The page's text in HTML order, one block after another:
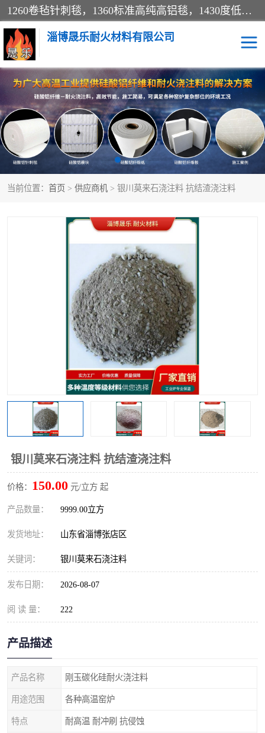
1260卷毡针刺毯，1360标准高纯高铝毯，1430度低锆锆铝含锆毯，普通挡渣棉卷毡，防火纸、挡火板、隔热垫片模块、棉块、折叠块、散棉高温固化剂价格规格密度多少钱图片视频立方平米参数指标
淄博晟乐耐火材料有限公司
当前位置： 首页 > 供应商机 > 银川莫来石浇注料 抗结渣浇注料
银川莫来石浇注料 抗结渣浇注料
价格： 150.00 元/立方 起
产品数量： 9999.00立方
发货地址： 山东省淄博张店区
关键词： 银川莫来石浇注料
发布日期： 2026-08-07
阅 读 量： 222
产品描述
产品名称 刚玉碳化硅耐火浇注料
用途范围 各种高温窑炉
特点 耐高温 耐冲刷 抗侵蚀
硅酸铝挡渣棉 硅酸铝纤维纸
硅酸铝挡火板 高铝毯
含锆毯 硅酸铝折叠块
硅酸铝散棉 硅酸铝纤维毯
硅酸铝垫片 陶瓷纤维纸
硅酸铝模块
硅酸铝板